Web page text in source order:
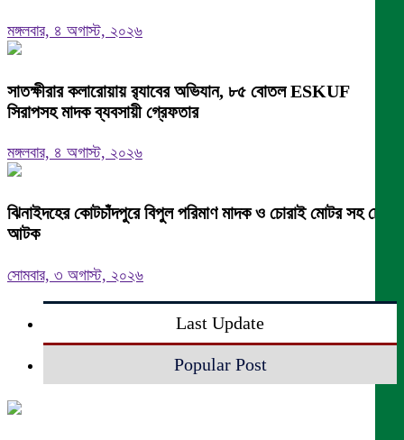
মঙ্গলবার, ৪ অগাস্ট, ২০২৬
সাতক্ষীরার কলারোয়ায় র‍্যাবের অভিযান, ৮৫ বোতল ESKUF
সিরাপসহ মাদক ব্যবসায়ী গ্রেফতার
মঙ্গলবার, ৪ অগাস্ট, ২০২৬
ঝিনাইদহের কোটচাঁদপুরে বিপুল পরিমাণ মাদক ও চোরাই মোটর সহ চোর
আটক
সোমবার, ৩ অগাস্ট, ২০২৬
Last Update
Popular Post